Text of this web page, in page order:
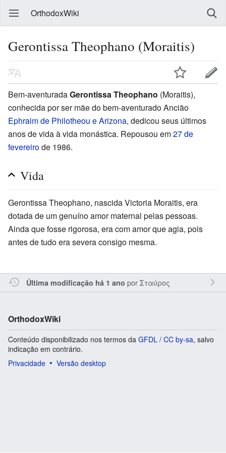
OrthodoxWiki
Gerontissa Theophano (Moraitis)
Bem-aventuradaGerontissa Theophano (Moraitis),
conhecida por ser mãe do bem-aventurado Ancião
Ephraim de Philotheou e Arizona, dedicou seus últimos
anos de vida à vida monástica. Repousou em27 de
fevereirode 1986.
Vida
Gerontissa Theophano, nascida Victoria Moraitis, era
dotada de um genuíno amor maternal pelas pessoas.
Ainda que fosse rigorosa, era com amor que agia, pois
antes de tudo era severa consigo mesma.
Última modificação há 1 ano porΣταύρος
OrthodoxWiki
Conteúdo disponibilizado nos termos da GFDL / CC by-sa, salvo
indicação em contrário.
Privacidade
Versão desktop